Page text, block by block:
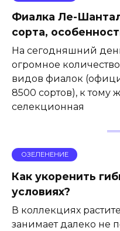
Фиалка Ле-
сорта,
На сегодняшний
огромное
видов фиалок
8500 сортов), к тому
селекционная
ОЗЕЛЕНЕНИЕ
Как укоренить
условиях?
В коллекциях
занимает далеко не